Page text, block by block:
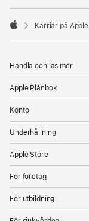

Karriär på Apple
Handla och läs mer
Apple Plånbok
Konto
Underhållning
Apple Store
För företag
För utbildning